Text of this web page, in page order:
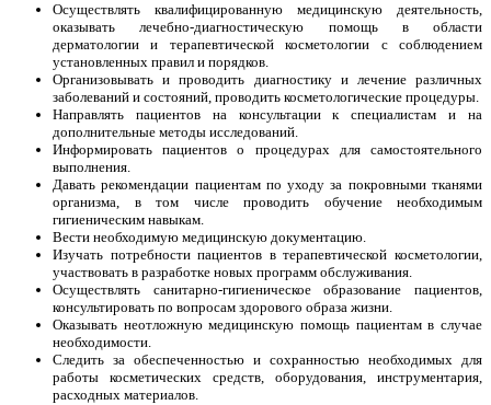
Осуществлять квалифицированную медицинскую деятельность,
оказывать лечебно-диагностическую помощь в области
дерматологии и терапевтической косметологии с соблюдением
установленных правил и порядков.
Организовывать и проводить диагностику и лечение различных
заболеваний и состояний, проводить косметологические процедуры.
Направлять пациентов на консультации к специалистам и на
дополнительные методы исследований.
Информировать пациентов о процедурах для самостоятельного
выполнения.
Давать рекомендации пациентам по уходу за покровными тканями
организма, в том числе проводить обучение необходимым
гигиеническим навыкам.
Вести необходимую медицинскую документацию.
Изучать потребности пациентов в терапевтической косметологии,
участвовать в разработке новых программ обслуживания.
Осуществлять санитарно-гигиеническое образование пациентов,
консультировать по вопросам здорового образа жизни.
Оказывать неотложную медицинскую помощь пациентам в случае
необходимости.
Следить за обеспеченностью и сохранностью необходимых для
работы косметических средств, оборудования, инструментария,
расходных материалов.